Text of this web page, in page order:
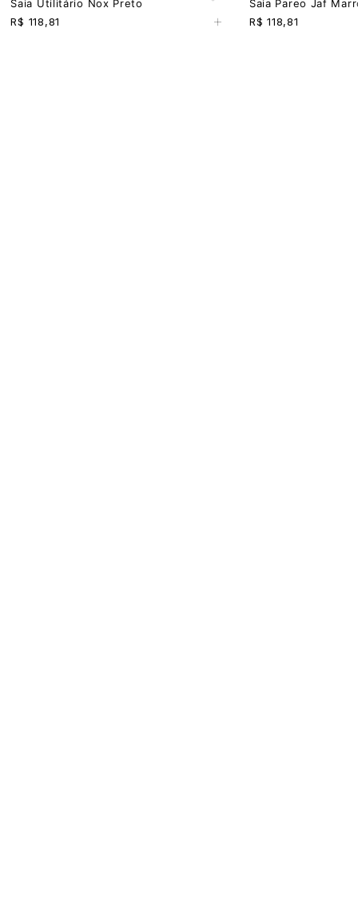
Saia Utilitário Nox Preto
+
R$ 118,81
Saia Pareo Jaf
R$ 118,81